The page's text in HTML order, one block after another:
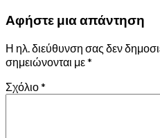
Αφήστε μια απάντηση
Η ηλ. διεύθυνση σας δεν
σημειώνονται με*
Σχόλιο*